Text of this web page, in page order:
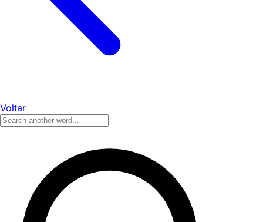
Voltar